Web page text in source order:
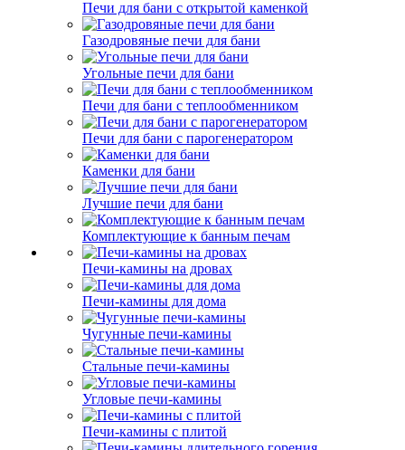
Печи для бани с открытой каменкой
Газодровяные печи для бани
Угольные печи для бани
Печи для бани с теплообменником
Печи для бани с парогенератором
Каменки для бани
Лучшие печи для бани
Комплектующие к банным печам
Печи-камины на дровах
Печи-камины для дома
Чугунные печи-камины
Стальные печи-камины
Угловые печи-камины
Печи-камины с плитой